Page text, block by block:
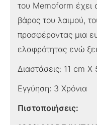
του Memoform έχει
βάρος του λαιμού,
προσφέροντας μια
ελαφρότητας ενώ
Διαστάσεις: 11 cm
Εγγύηση: 3 Χρόνια
Πιστοποιήσεις: